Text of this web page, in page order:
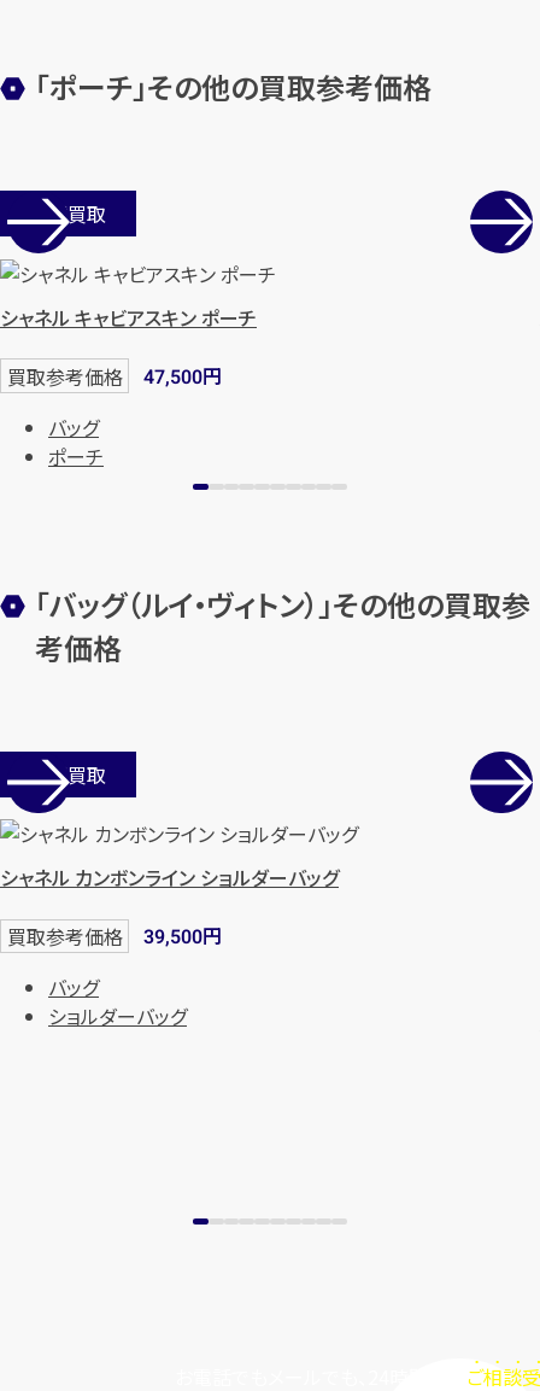
「ポーチ」その他の買取参考価格
店舗買取
シャネル キャビアスキン ポーチ
買取参考価格 47,500円
バッグ
ポーチ
「バッグ（ルイ・ヴィトン）」その他の買取参
考価格
店舗買取
シャネル カンボンライン ショルダーバッグ
買取参考価格 39,500円
バッグ
ショルダーバッグ
ご相談